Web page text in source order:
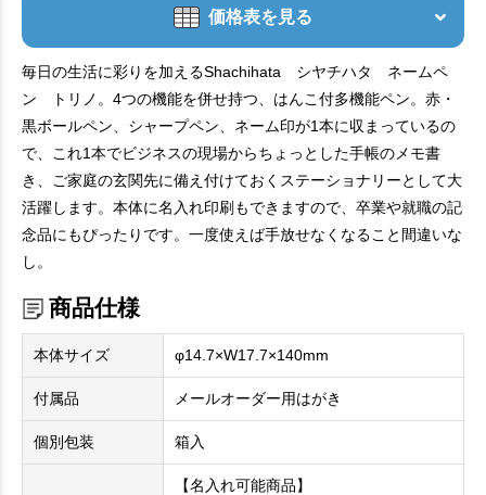
価格表を見る
毎日の生活に彩りを加えるShachihata シヤチハタ ネームペ
ン トリノ。4つの機能を併せ持つ、はんこ付多機能ペン。赤・
黒ボールペン、シャープペン、ネーム印が1本に収まっているの
で、これ1本でビジネスの現場からちょっとした手帳のメモ書
き、ご家庭の玄関先に備え付けておくステーショナリーとして大
活躍します。本体に名入れ印刷もできますので、卒業や就職の記
念品にもぴったりです。一度使えば手放せなくなること間違いな
し。
商品仕様
本体サイズ φ14.7×W17.7×140mm
付属品 メールオーダー用はがき
個別包装 箱入
【名入れ可能商品】